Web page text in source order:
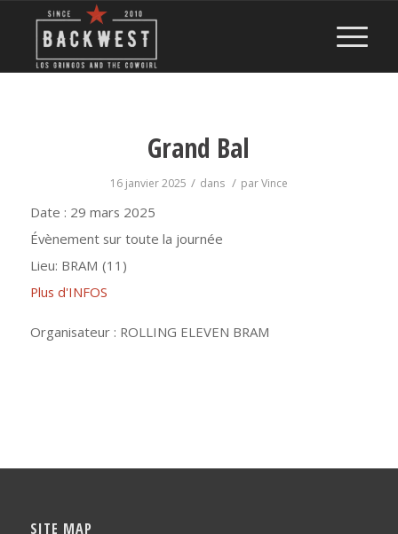
Grand Bal
16 janvier 2025 / dans / parVince
Date : 29 mars 2025
Évènement sur toute la journée
Lieu: BRAM (11)
Plus d'INFOS
Organisateur : ROLLING ELEVEN BRAM
SITE MAP